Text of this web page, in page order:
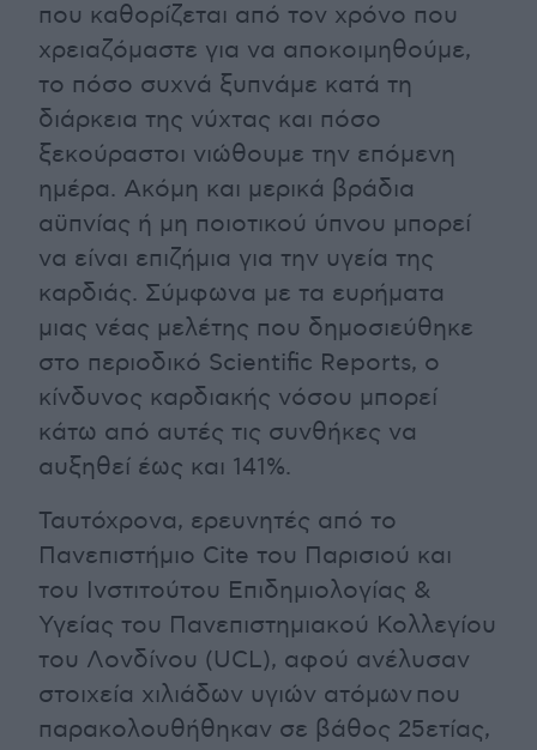
που καθορίζεται από τον χρόνο που
χρειαζόμαστε για να αποκοιμηθούμε,
το πόσο συχνά ξυπνάμε κατά τη
διάρκεια της νύχτας και πόσο
ξεκούραστοι νιώθουμε την επόμενη
ημέρα. Ακόμη και μερικά βράδια
αϋπνίας ή μη ποιοτικού ύπνου μπορεί
να είναι επιζήμια για την υγεία της
καρδιάς. Σύμφωνα με τα ευρήματα
μιας νέας μελέτης που δημοσιεύθηκε
στο περιοδικό Scientific Reports, ο
κίνδυνος καρδιακής νόσου μπορεί
κάτω από αυτές τις συνθήκες να
αυξηθεί έως και 141%.
Ταυτόχρονα, ερευνητές από το
Πανεπιστήμιο Cite του Παρισιού και
του Ινστιτούτου Επιδημιολογίας &
Υγείας του Πανεπιστημιακού Κολλεγίου
του Λονδίνου (UCL), αφού ανέλυσαν
στοιχεία χιλιάδων υγιών ατόμων που
παρακολουθήθηκαν σε βάθος 25ετίας,